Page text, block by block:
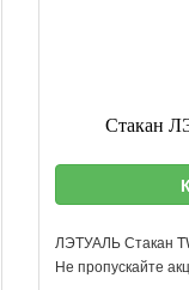
Стакан
ЛЭТУАЛЬ Стакан
Не пропускайте